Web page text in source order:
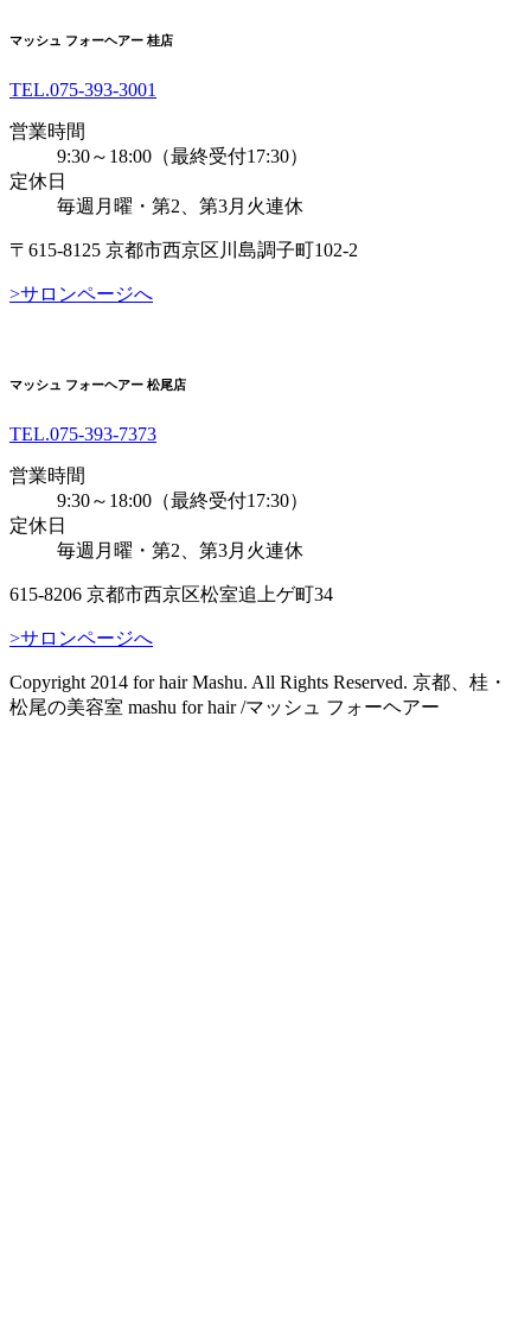
マッシュ フォーヘアー 桂店
TEL.075-393-3001
営業時間
9:30～18:00（最終受付17:30）
定休日
毎週月曜・第2、第3月火連休
〒615-8125 京都市西京区川島調子町102-2
>サロンページへ
マッシュ フォーヘアー 松尾店
TEL.075-393-7373
営業時間
9:30～18:00（最終受付17:30）
定休日
毎週月曜・第2、第3月火連休
615-8206 京都市西京区松室追上ゲ町34
>サロンページへ
Copyright 2014 for hair Mashu. All Rights Reserved. 京都、桂・
松尾の美容室 mashu for hair /マッシュ フォーヘアー